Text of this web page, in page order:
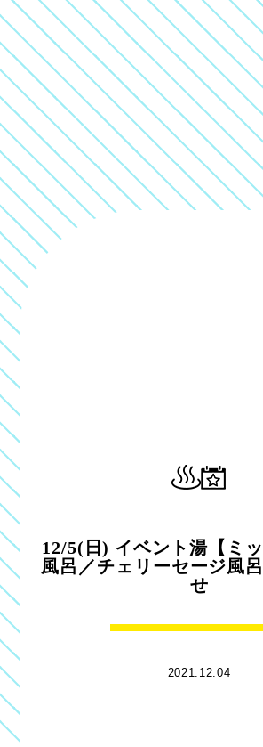
12/5(日) イベント湯【ミ
風呂／チェリーセージ風
せ
2021.12.04